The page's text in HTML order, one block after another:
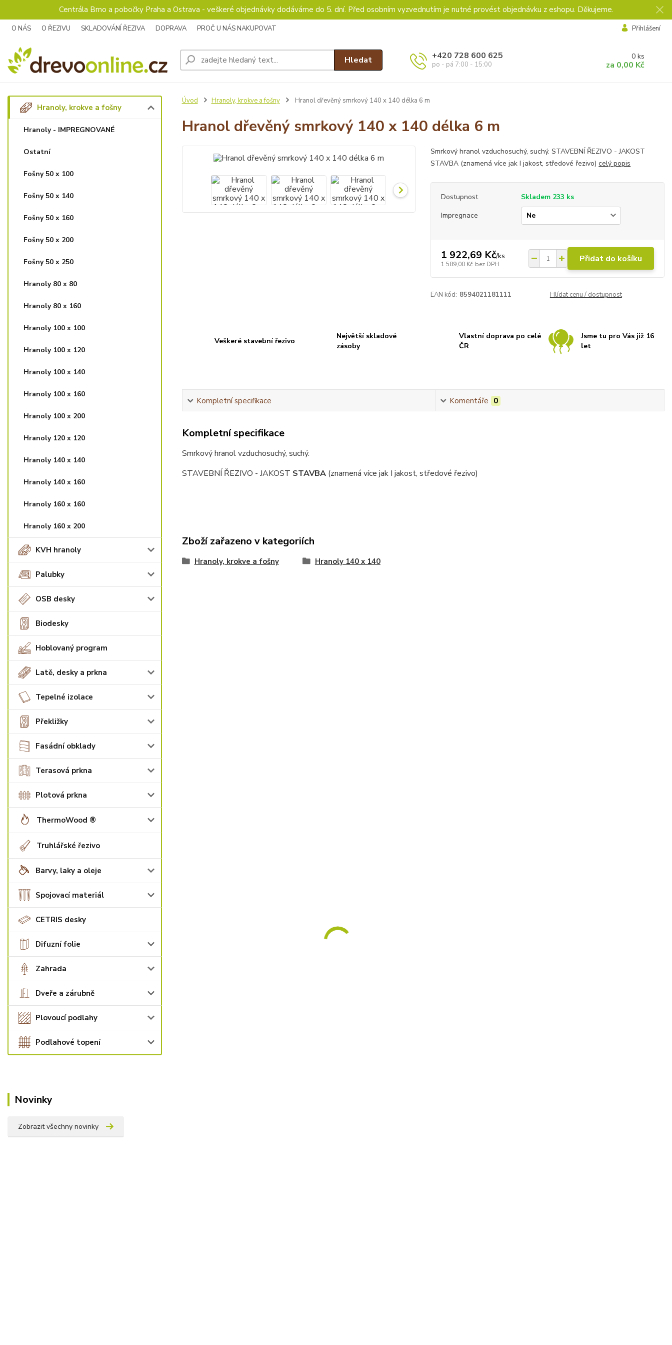
Centrála Brno a pobočky Praha a Ostrava - veškeré objednávky dodáváme do 5. dní. Před osobním vyzvednutím je nutné provést objednávku z eshopu. Děkujeme.
O NÁS O ŘEZIVU SKLADOVÁNÍ ŘEZIVA DOPRAVA PROČ U NÁS NAKUPOVAT Přihlášení
Hledat +420 728 600 625
po - pá 7:00 - 15:00
0 ks
za 0,00 Kč
Hranoly, krokve a fošny
Hranoly - IMPREGNOVANÉ
Ostatní
Fošny 50 x 100
Fošny 50 x 140
Fošny 50 x 160
Fošny 50 x 200
Fošny 50 x 250
Hranoly 80 x 80
Hranoly 80 x 160
Hranoly 100 x 100
Hranoly 100 x 120
Hranoly 100 x 140
Hranoly 100 x 160
Hranoly 100 x 200
Hranoly 120 x 120
Hranoly 140 x 140
Hranoly 140 x 160
Hranoly 160 x 160
Hranoly 160 x 200
KVH hranoly
Palubky
OSB desky
Biodesky
Hoblovaný program
Latě, desky a prkna
Tepelné izolace
Překližky
Fasádní obklady
Terasová prkna
Plotová prkna
ThermoWood ®
Truhlářské řezivo
Barvy, laky a oleje
Spojovací materiál
CETRIS desky
Difuzní folie
Zahrada
Dveře a zárubně
Plovoucí podlahy
Podlahové topení
Novinky
Zobrazit všechny novinky
Úvod Hranoly, krokve a fošny Hranol dřevěný smrkový 140 x 140 délka 6 m
Hranol dřevěný smrkový 140 x 140 délka 6 m
Smrkový hranol vzduchosuchý, suchý. STAVEBNÍ ŘEZIVO - JAKOST
STAVBA (znamená více jak I jakost, středové řezivo)celý popis
Dostupnost
Skladem 233 ks
Impregnace
1 922,69 Kč/ks
1 589,00 Kč bez DPH Přidat do košíku
EAN kód: 8594021181111 Hlídat cenu / dostupnost
Veškeré stavební řezivo
Největší skladové
zásoby
Vlastní doprava po celé
ČR
Jsme tu pro Vás již 16
let
Kompletní specifikace Komentáře 0
Kompletní specifikace
Smrkový hranol vzduchosuchý, suchý.
STAVEBNÍ ŘEZIVO - JAKOST STAVBA (znamená více jak I jakost, středové řezivo)
Zboží zařazeno v kategoriích
Hranoly, krokve a fošny Hranoly 140 x 140